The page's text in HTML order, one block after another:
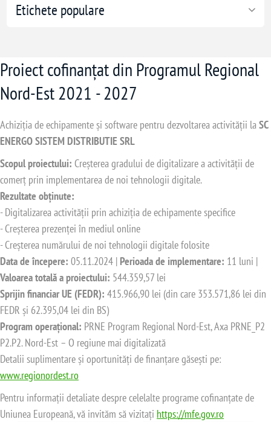
Etichete populare
Proiect cofinanțat din Programul Regional
Nord-Est 2021 - 2027
Achiziția de echipamente și software pentru dezvoltarea activității laSC
ENERGO SISTEM DISTRIBUTIE SRL
Scopul proiectului: Creșterea gradului de digitalizare a activității de
comerț prin implementarea de noi tehnologii digitale.
Rezultate obținute:
- Digitalizarea activității prin achiziția de echipamente specifice
- Creșterea prezenței în mediul online
- Creșterea numărului de noi tehnologii digitale folosite
Data de începere: 05.11.2024 | Perioada de implementare: 11 luni |
Valoarea totală a proiectului: 544.359,57 lei
Sprijin financiar UE (FEDR): 415.966,90 lei (din care 353.571,86 lei din
FEDR și 62.395,04 lei din BS)
Program operațional: PRNE Program Regional Nord-Est, Axa PRNE_P2
P2.P2. Nord-Est – O regiune mai digitalizată
Detalii suplimentare și oportunități de finanțare găsești pe:
www.regionordest.ro
Pentru informații detaliate despre celelalte programe cofinanțate de
Uniunea Europeană, vă invităm să vizitați https://mfe.gov.ro